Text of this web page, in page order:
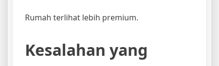
Rumah terlihat lebih premium.
Kesalahan yang